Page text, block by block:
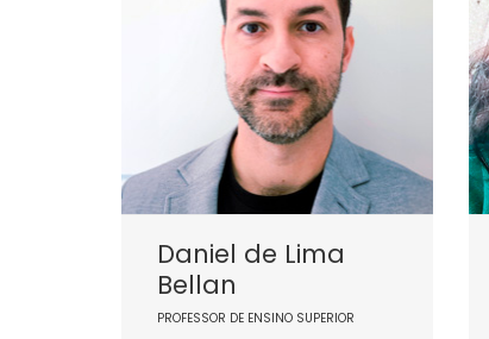
Daniel de Lima
Bellan
PROFESSOR DE ENSINO SUPERIOR